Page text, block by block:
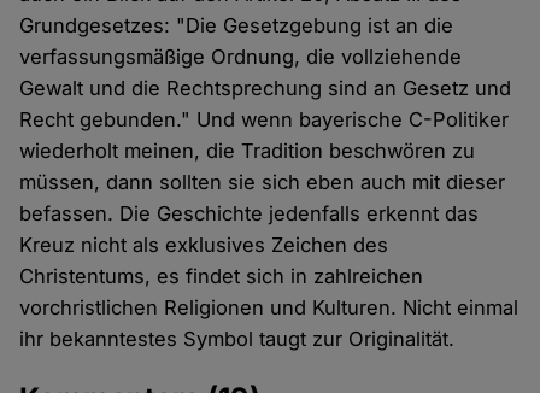
Grundgesetzes: "Die Gesetzgebung ist an die
verfassungsmäßige Ordnung, die vollziehende
Gewalt und die Rechtsprechung sind an Gesetz und
Recht gebunden." Und wenn bayerische C-Politiker
wiederholt meinen, die Tradition beschwören zu
müssen, dann sollten sie sich eben auch mit dieser
befassen. Die Geschichte jedenfalls erkennt das
Kreuz nicht als exklusives Zeichen des
Christentums, es findet sich in zahlreichen
vorchristlichen Religionen und Kulturen. Nicht einmal
ihr bekanntestes Symbol taugt zur Originalität.